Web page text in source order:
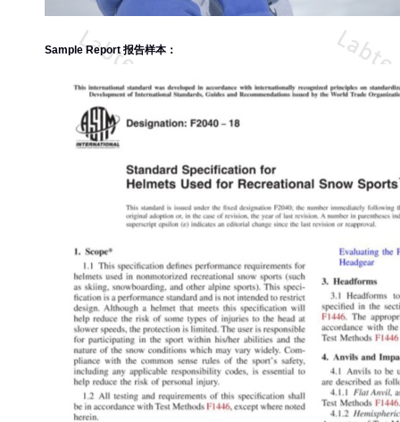
Sample Report 报告样本：